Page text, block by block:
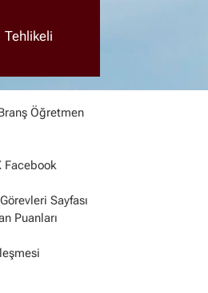
Tehlikeli
Öğretmen
Facebook
Sayfası
Puanları